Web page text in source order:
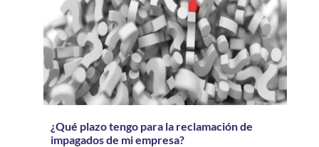
¿Qué plazo tengo para la reclamación de
impagados de mi empresa?